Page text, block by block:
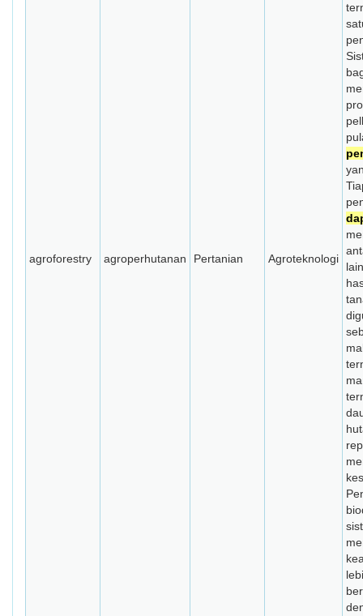
agroforestry agroperhutanan Pertanian Agroteknologi